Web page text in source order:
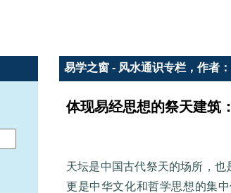
易学之窗 - 风水通识专栏，作者
体现易经思想的祭天建筑
天坛是中国古代祭天的场所，也
更是中华文化和哲学思想的集